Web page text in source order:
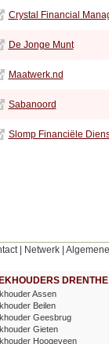
Crystal Financial
De Jonge Munt
Maatwerk.nd
Sabanoord
Slomp Financiële
| Netwerk|
DRENTHE
Assen
Beilen
Geesbrug
Gieten
Hoogeveen